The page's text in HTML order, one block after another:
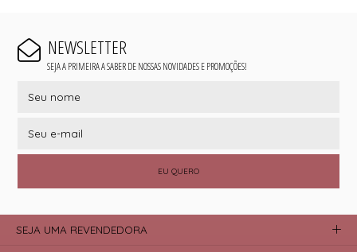
NEWSLETTER
SEJA A PRIMEIRA A SABER DE NOSSAS NOVIDADES E PROMOÇÕES!
EU QUERO
SEJA UMA REVENDEDORA